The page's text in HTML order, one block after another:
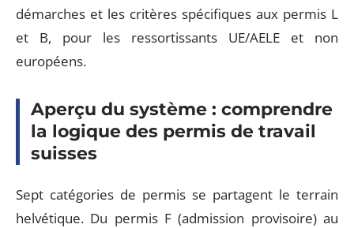
démarches et les critères spécifiques aux permis L
et B, pour les ressortissants UE/AELE et non
européens.
Aperçu du système : comprendre
la logique des permis de travail
suisses
Sept catégories de permis se partagent le terrain
helvétique. Du permis F (admission provisoire) au